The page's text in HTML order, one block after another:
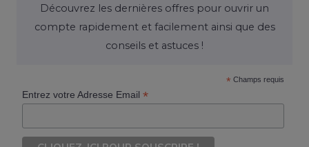
Découvrez les dernières offres pour ouvrir un
compte rapidement et facilement ainsi que des
conseils et astuces !
* Champs requis
Entrez votre Adresse Email*